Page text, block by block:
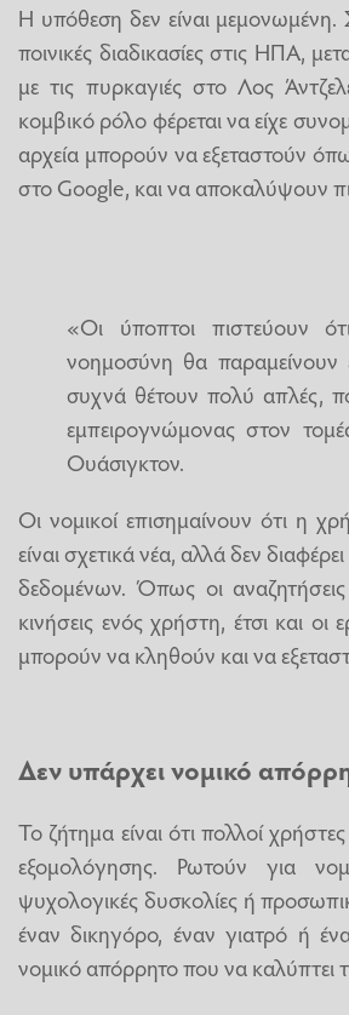
Η υπόθεση δεν είναι μεμονωμένη.
ποινικές διαδικασίες στις ΗΠΑ,
με τις πυρκαγιές στο Λος
κομβικό ρόλο φέρεται να είχε
αρχεία μπορούν να εξεταστούν
στο Google, και να αποκαλύψουν
«Οι ύποπτοι πιστεύουν
νοημοσύνη θα παραμείνουν
συχνά θέτουν πολύ απλές,
εμπειρογνώμονας στον
Ουάσιγκτον.
Οι νομικοί επισημαίνουν ότι η
είναι σχετικά νέα, αλλά δεν
δεδομένων. Όπως οι
κινήσεις ενός χρήστη, έτσι και
μπορούν να κληθούν και να
Δεν υπάρχει νομικό
Το ζήτημα είναι ότι πολλοί
εξομολόγησης. Ρωτούν για
ψυχολογικές δυσκολίες ή
έναν δικηγόρο, έναν γιατρό ή
νομικό απόρρητο που να καλύπτει